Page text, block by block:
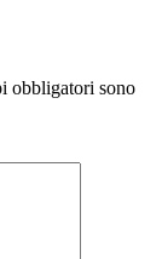
obbligatori sono